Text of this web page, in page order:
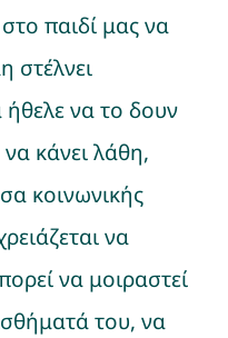
παιδί μας να
στέλνει
να το δουν
κάνει λάθη,
κοινωνικής
να
να μοιραστεί
του, να